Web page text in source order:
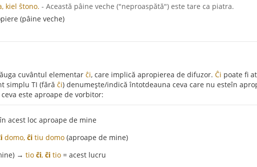
kiel ŝtono. - Această pâine veche ("neproaspătă") este tare ca piatra.
(pâine veche)
cuvântul elementar ĉi, care implică apropierea de difuzor. Ĉi poate fi
simplu TI (fără ĉi) denumește/indică întotdeauna ceva care nu esteîn
este aproape de vorbitor:
acest loc aproape de mine
domo, ĉi tiu domo (aproape de mine)
→ tio ĉi, ĉi tio = acest lucru